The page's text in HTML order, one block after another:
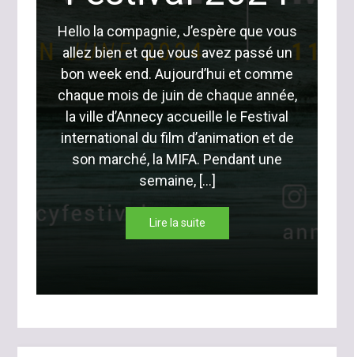
Hello la compagnie, J’espère que vous
allez bien et que vous avez passé un
bon week end. Aujourd’hui et comme
chaque mois de juin de chaque année,
la ville d’Annecy accueille le Festival
international du film d’animation et de
son marché, la MIFA. Pendant une
semaine, […]
Lire la suite